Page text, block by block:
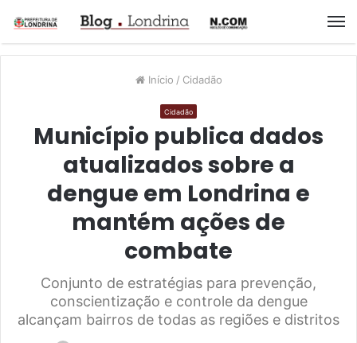
Início / Cidadão
Cidadão
Município publica dados
atualizados sobre a
dengue em Londrina e
mantém ações de
combate
Conjunto de estratégias para prevenção,
conscientização e controle da dengue
alcançam bairros de todas as regiões e distritos